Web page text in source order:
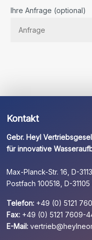
Sie
Ihre Anfrage (optional)
Kontakt
Gebr. Heyl
für innovative
Max-Planck-Str. 16, D-
Postfach 100518, D-
Telefon: +49 (0) 5121
Fax: +49 (0) 5121 7609-
E-Mail: